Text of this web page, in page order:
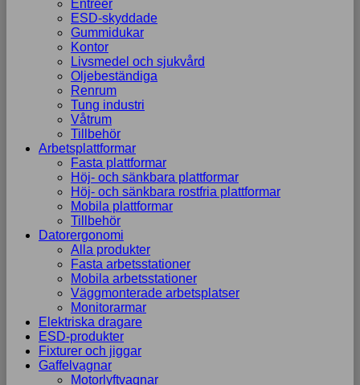
Entréer
ESD-skyddade
Gummidukar
Kontor
Livsmedel och sjukvård
Oljebeständiga
Renrum
Tung industri
Våtrum
Tillbehör
Arbetsplattformar
Fasta plattformar
Höj- och sänkbara plattformar
Höj- och sänkbara rostfria plattformar
Mobila plattformar
Tillbehör
Datorergonomi
Alla produkter
Fasta arbetsstationer
Mobila arbetsstationer
Väggmonterade arbetsplatser
Monitorarmar
Elektriska dragare
ESD-produkter
Fixturer och jiggar
Gaffelvagnar
Motorlyftvagnar